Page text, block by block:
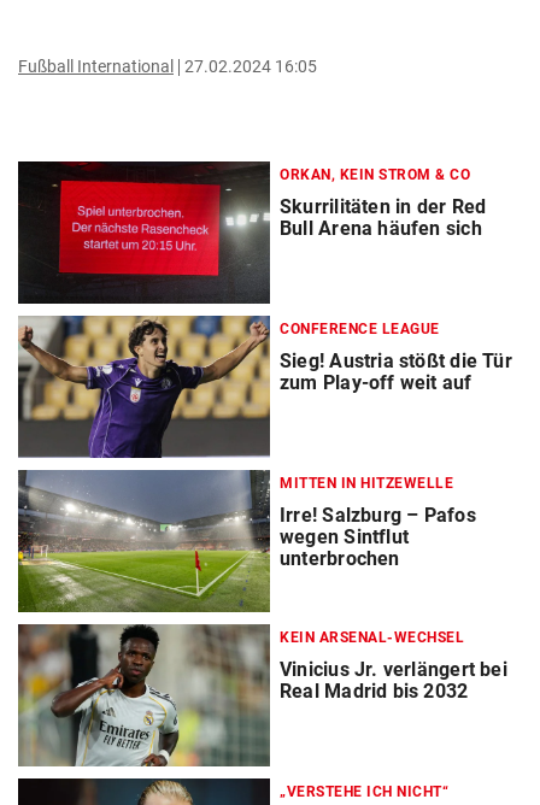
Fußball International 27.02.2024 16:05
ORKAN, KEIN STROM & CO
Skurrilitäten in der Red
Bull Arena häufen sich
CONFERENCE LEAGUE
Sieg! Austria stößt die Tür
zum Play-off weit auf
MITTEN IN HITZEWELLE
Irre! Salzburg – Pafos
wegen Sintflut
unterbrochen
KEIN ARSENAL-WECHSEL
Vinicius Jr. verlängert bei
Real Madrid bis 2032
„VERSTEHE ICH NICHT“